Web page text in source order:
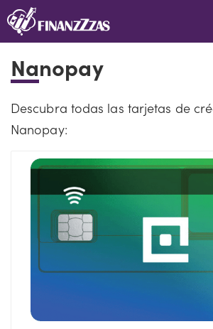
Saltar
al
Nanopay
Descubra todas las tarjetas de
Nanopay: